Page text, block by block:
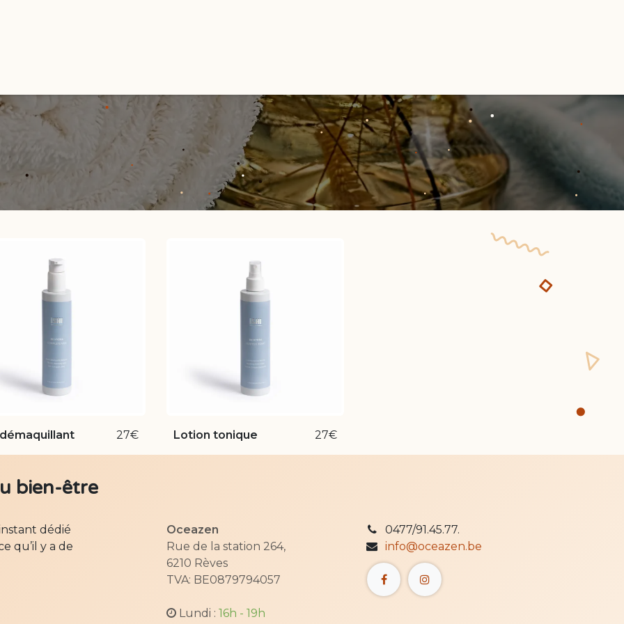
27€ Lotion tonique 27€
bien-être
dédié
qu’il y a de
Oceazen
Rue de la station 264,
6210 Rèves
TVA: BE0879794057
Lundi : 16h - 19h
0477/91.45.77.
info@oceazen.be